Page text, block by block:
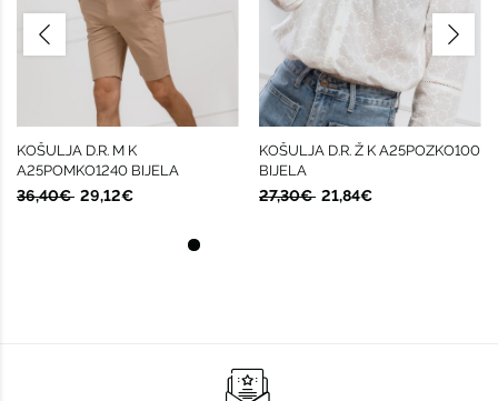
KOŠULJA D.R. M K
A25POMKO1240 BIJELA
36,40€ 29,12€
KOŠULJA D.R. Ž K A25POZKO100
BIJELA
27,30€ 21,84€